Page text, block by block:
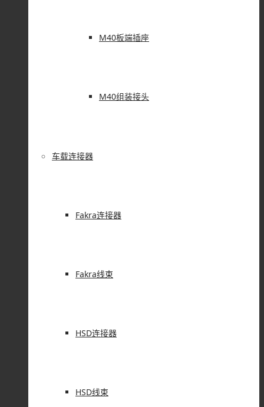
M40板端插座
M40组装接头
车载连接器
Fakra连接器
Fakra线束
HSD连接器
HSD线束